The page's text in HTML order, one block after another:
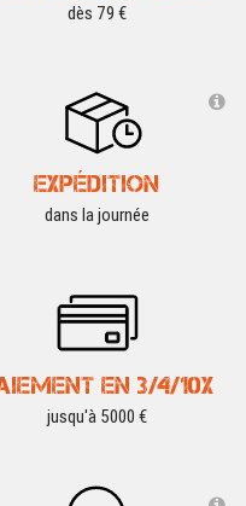
dès 79 €
EXPÉDITION
dans la journée
EN 3/4/10X
jusqu'à 5000 €